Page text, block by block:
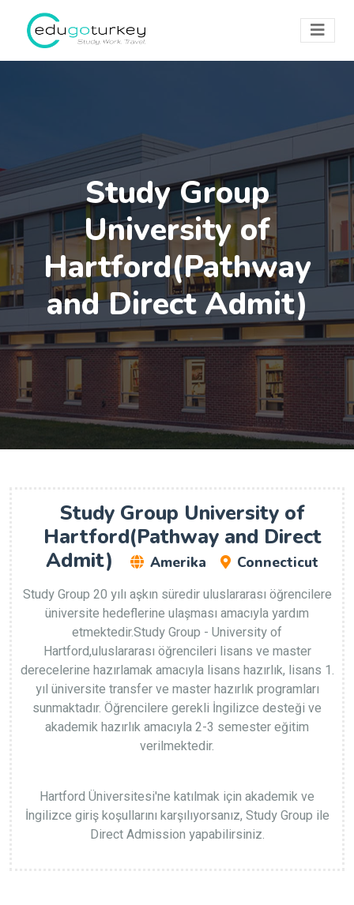
Study Group
University of
Hartford(Pathway
and Direct Admit)
Study Group University of
Hartford(Pathway and Direct
Admit)
Amerika
Connecticut
Study Group 20 yılı aşkın süredir uluslararası öğrencilere
üniversite hedeflerine ulaşması amacıyla yardım
etmektedir.Study Group - University of
Hartford,uluslararası öğrencileri lisans ve master
derecelerine hazırlamak amacıyla lisans hazırlık, lisans 1.
yıl üniversite transfer ve master hazırlık programları
sunmaktadır. Öğrencilere gerekli İngilizce desteği ve
akademik hazırlık amacıyla 2-3 semester eğitim
verilmektedir.
Hartford Üniversitesi'ne katılmak için akademik ve
İngilizce giriş koşullarını karşılıyorsanız, Study Group ile
Direct Admission yapabilirsiniz.